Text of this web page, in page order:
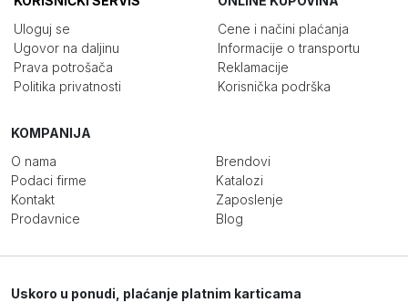
Uloguj se
Ugovor na daljinu
Prava potrošača
Politika privatnosti
Cene i načini plaćanja
Informacije o transportu
Reklamacije
Korisnička podrška
KOMPANIJA
O nama
Podaci firme
Kontakt
Prodavnice
Brendovi
Katalozi
Zaposlenje
Blog
Uskoro u ponudi, plaćanje platnim karticama